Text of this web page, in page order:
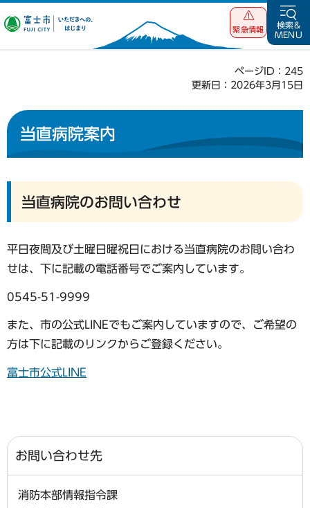
富士市 いただ
緊急情報
検索&
MENU
ページID：245
更新日：2026年3月15日
当直病院案内
当直病院のお問い合わせ
平日夜間及び土曜日曜祝日における当直病院のお問い合わ
せは、下に記載の電話番号でご案内しています。
0545-51-9999
また、市の公式LINEでもご案内していますので、ご希望の
方は下に記載のリンクからご登録ください。
富士市公式LINE
お問い合わせ先
消防本部情報指令課